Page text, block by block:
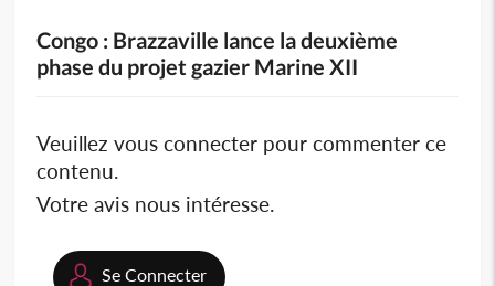
Congo : Brazzaville lance la deuxième
phase du projet gazier Marine XII
Veuillez vous connecter pour commenter ce
contenu.
Votre avis nous intéresse.
Se Connecter